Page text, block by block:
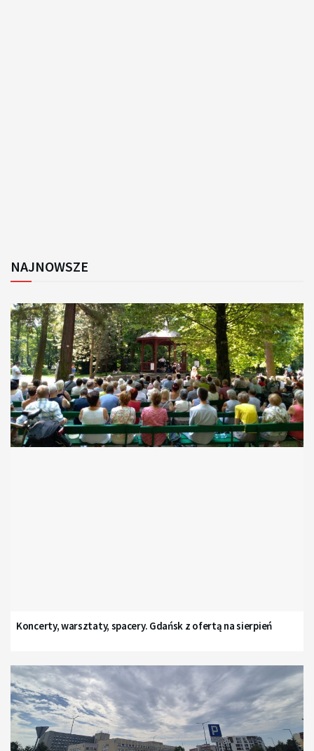
NAJNOWSZE
Koncerty, warsztaty, spacery. Gdańsk z ofertą na sierpień